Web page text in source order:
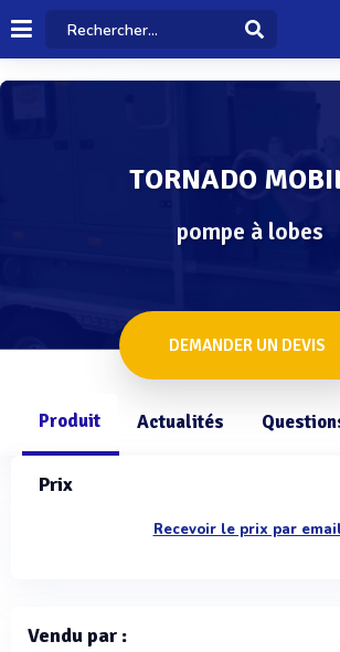
TORNADO
pompe à lobes
DEMANDER UN DEVIS
Produit Actualités
Prix
Recevoir le prix par
Vendu par :